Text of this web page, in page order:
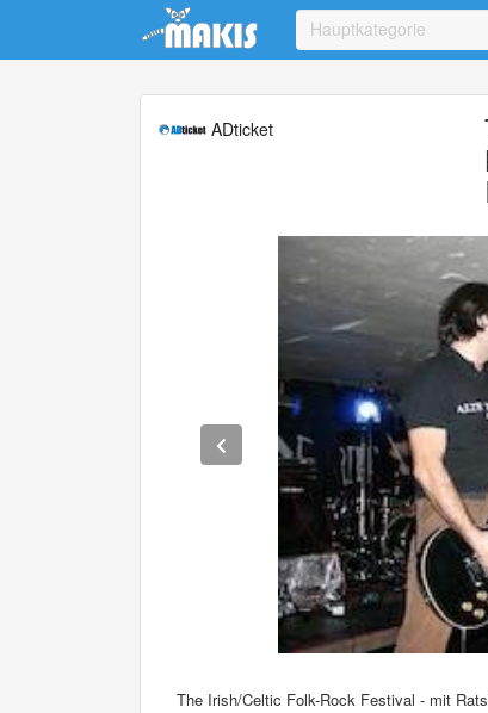
Update cookies preferences
Hauptkategorie
ADticket
The Irish/Celtic Folk-Rock Festival - mit